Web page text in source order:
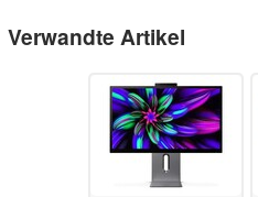
Verwandte Artikel